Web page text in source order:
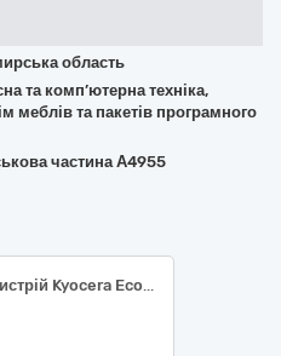
область
та комп’ютерна техніка,
меблів та пакетів програмного
частина А4955
Багатофункціональний пристрій Kyocera Ecosys MA4000x, 30230000-0 Комп'ютерне обладнання за ДК 021:2015 Єдиного закупівельного словника